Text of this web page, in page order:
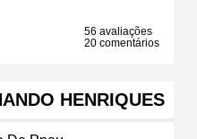
56 avaliações
20 comentários
HENRIQUES